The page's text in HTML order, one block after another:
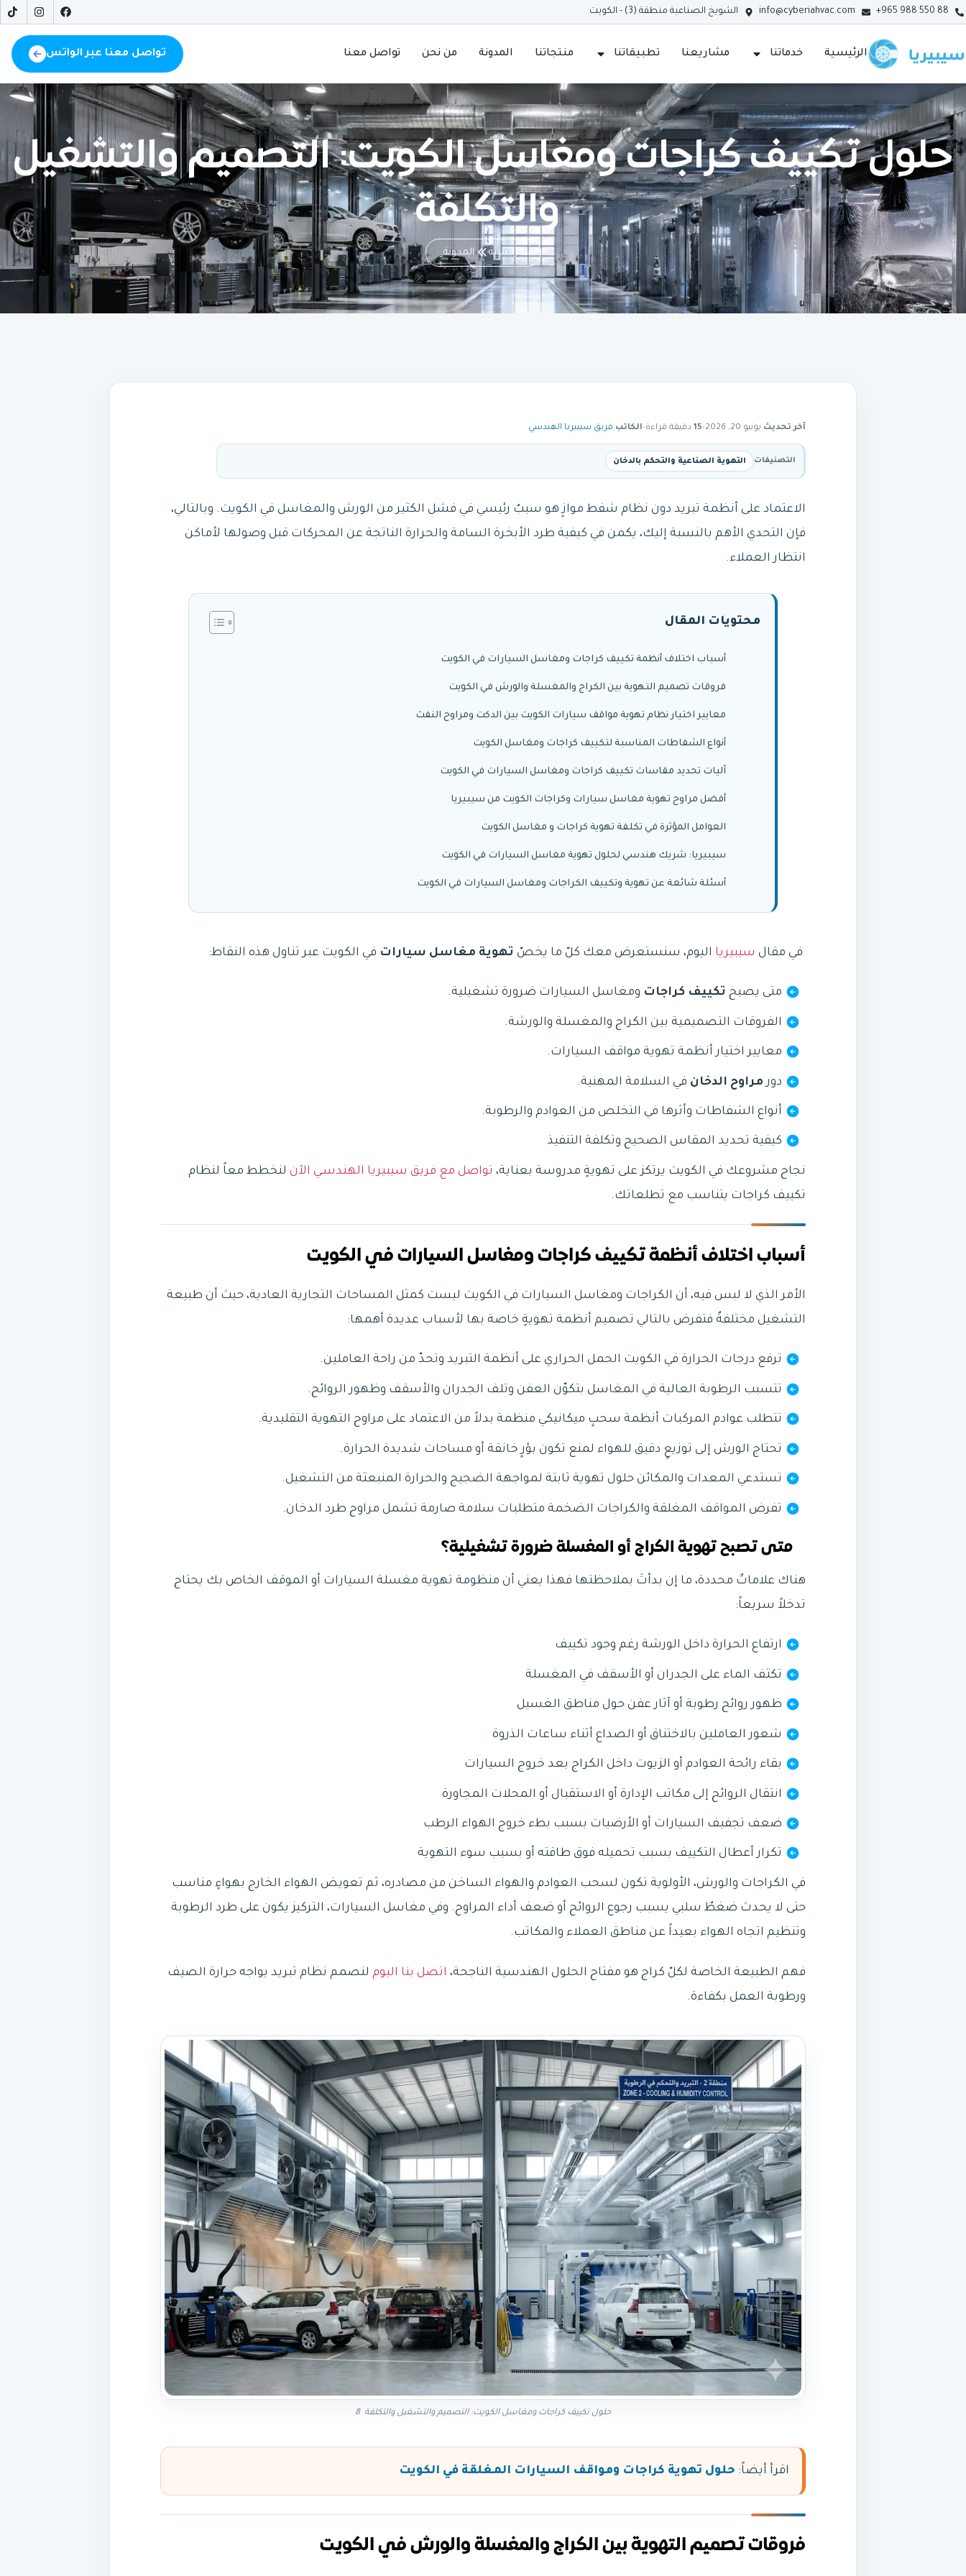
+965 988 550 88
info@cyberiahvac.com الشويخ الصناعية منطقة (3) - الكويت
الرئيسية خدماتنا مشاريعنا تطبيقاتنا منتجاتنا المدونة من نحن تواصل معنا تواصل معنا عبر الواتس
حلول تكييف كراجات ومغاسل الكويت: التصميم والتشغيل
والتكلفة
الرئيسية المدونة
آخر تحديث يونيو 20, 2026 •
15 دقيقة قراءة•الكاتب فريق سيبيريا الهندسي
التصنيفات التهوية الصناعية والتحكم بالدخان
الاعتماد على أنظمة تبريد دون نظام شفط موازٍ هو سببٌ رئيسي في فشل الكثير من الورش والمغاسل في الكويت. وبالتالي،
فإن التحدي الأهم بالنسبة إليك، يكمن في كيفية طرد الأبخرة السامة والحرارة الناتجة عن المحركات قبل وصولها لأماكن
انتظار العملاء.
محتويات المقال
أسباب اختلاف أنظمة تكييف كراجات ومغاسل السيارات في الكويت
فروقات تصميم التهوية بين الكراج والمغسلة والورش في الكويت
معايير اختيار نظام تهوية مواقف سيارات الكويت بين الدكت ومراوح النفث
أنواع الشفاطات المناسبة لتكييف كراجات ومغاسل الكويت
آليات تحديد مقاسات تكييف كراجات ومغاسل السيارات في الكويت
أفضل مراوح تهوية مغاسل سيارات وكراجات الكويت من سيبيريا
العوامل المؤثرة في تكلفة تهوية كراجات و مغاسل الكويت
سيبيريا: شريك هندسي لحلول تهوية مغاسل السيارات في الكويت
أسئلة شائعة عن تهوية وتكييف الكراجات ومغاسل السيارات في الكويت
في مقال سيبيريا اليوم، سنستعرض معك كلّ ما يخصّ تهوية مغاسل سيارات في الكويت عبر تناول هذه النقاط:
متى يصبح تكييف كراجات ومغاسل السيارات ضرورة تشغيلية.
الفروقات التصميمية بين الكراج والمغسلة والورشة.
معايير اختيار أنظمة تهوية مواقف السيارات.
دور مراوح الدخان في السلامة المهنية.
أنواع الشفاطات وأثرها في التخلص من العوادم والرطوبة.
كيفية تحديد المقاس الصحيح وتكلفة التنفيذ
نجاح مشروعك في الكويت يرتكز على تهويةٍ مدروسة بعناية، تواصل مع فريق سيبيريا الهندسـي الآن لنخطط معاً لنظام
تكييف كراجات يتناسب مع تطلعاتك.
أسباب اختلاف أنظمة تكييف كراجات ومغاسل السيارات في الكويت
الأمر الذي لا لبس فيه، أن الكراجات ومغاسل السيارات في الكويت ليست كمثل المساحات التجارية العادية، حيث أن طبيعة
التشغيل مختلفةٌ فتفرض بالتالي تصميم أنظمة تهويةٍ خاصة بها لأسباب عديدة أهمها:
ترفع درجات الحرارة في الكويت الحمل الحراري على أنظمة التبريد وتحدّ من راحة العاملين.
تتسبب الرطوبة العالية في المغاسل بتكوّن العفن وتلف الجدران والأسقف وظهور الروائح.
تتطلب عوادم المركبات أنظمة سحبٍ ميكانيكي منظمة بدلاً من الاعتماد على مراوح التهوية التقليدية.
تحتاج الورش إلى توزيعٍ دقيق للهواء لمنع تكون بؤرٍ خانقة أو مساحات شديدة الحرارة.
تستدعي المعدات والمكائن حلول تهوية ثابتة لمواجهة الضجيج والحرارة المنبعثة من التشغيل.
تفرض المواقف المغلقة والكراجات الضخمة متطلبات سلامة صارمة تشمل مراوح طرد الدخان.
متى تصبح تهوية الكراج أو المغسلة ضرورة تشغيلية؟
هناك علاماتٌ محددة، ما إن بدأتَ بملاحظتها فهذا يعني أن منظومة تهوية مغسلة السيارات أو الموقف الخاص بك يحتاج
تدخلاً سريعاً:
ارتفاع الحرارة داخل الورشة رغم وجود تكييف
تكثف الماء على الجدران أو الأسقف في المغسلة
ظهور روائح رطوبة أو آثار عفن حول مناطق الغسيل
شعور العاملين بالاختناق أو الصداع أثناء ساعات الذروة
بقاء رائحة العوادم أو الزيوت داخل الكراج بعد خروج السيارات
انتقال الروائح إلى مكاتب الإدارة أو الاستقبال أو المحلات المجاورة
ضعف تجفيف السيارات أو الأرضيات بسبب بطء خروج الهواء الرطب
تكرار أعطال التكييف بسبب تحميله فوق طاقته أو بسبب سوء التهوية
في الكراجات والورش، الأولوية تكون لسحب العوادم والهواء الساخن من مصادره، ثم تعويض الهواء الخارج بهواءٍ مناسب
حتى لا يحدث ضغطٌ سلبي يسبب رجوع الروائح أو ضعف أداء المراوح. وفي مغاسل السيارات، التركيز يكون على طرد الرطوبة
وتنظيم اتجاه الهواء بعيداً عن مناطق العملاء والمكاتب.
فهم الطبيعة الخاصة لكلّ كراج هو مفتاح الحلول الهندسية الناجحة، اتصل بنا اليوم لنصمم نظام تبريد يواجه حرارة الصيف
ورطوبة العمل بكفاءة.
حلول تكييف كراجات ومغاسل الكويت: التصميم والتشغيل والتكلفة 8
اقرأ أيضاً: حلول تهوية كراجات ومواقف السيارات المغلقة في الكويت
فروقات تصميم التهوية بين الكراج والمغسلة والورش في الكويت